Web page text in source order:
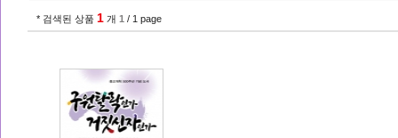
* 검색된 상품 1 개 1 / 1 page